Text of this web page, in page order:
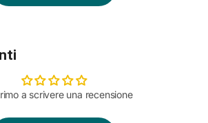
a scrivere una recensione